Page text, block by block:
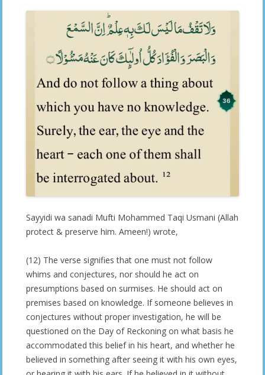
Sayyidi wa sanadi Mufti Mohammed Taqi Usmani (Allah
protect & preserve him. Ameen!) wrote,
(12) The verse signifies that one must not follow
whims and conjectures, nor should he act on
presumptions based on surmises. He should act on
premises based on knowledge. If someone believes in
conjectures without proper investigation, he will be
questioned on the Day of Reckoning on what basis he
accommodated this belief in his heart, and whether he
believed in something after seeing it with his own eyes,